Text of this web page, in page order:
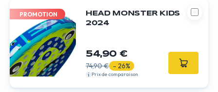
PROMOTION
HEAD MONSTER KIDS
2024
54,90 €
74,90 € - 26%
Prix de comparaison